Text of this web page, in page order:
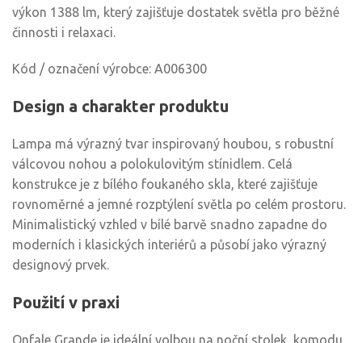
výkon 1388 lm, který zajišťuje dostatek světla pro běžné
činnosti i relaxaci.
Kód / označení výrobce: A006300
Design a charakter produktu
Lampa má výrazný tvar inspirovaný houbou, s robustní
válcovou nohou a polokulovitým stínidlem. Celá
konstrukce je z bílého foukaného skla, které zajišťuje
rovnoměrné a jemné rozptýlení světla po celém prostoru.
Minimalistický vzhled v bílé barvě snadno zapadne do
moderních i klasických interiérů a působí jako výrazný
designový prvek.
Použití v praxi
Onfale Grande je ideální volbou na noční stolek, komodu